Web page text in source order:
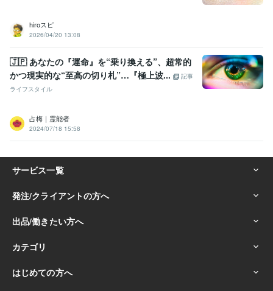
hiroスピ
2026/04/20 13:08
🇯🇵 あなたの『運命』を“乗り換える”、超常的
かつ現実的な“至高の切り札”…『極上波...
記事
ライフスタイル
占梅｜霊能者
2024/07/18 15:58